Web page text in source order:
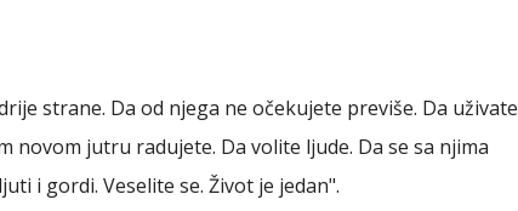
strane. Da od njega ne očekujete previše. Da uživate
novom jutru radujete. Da volite ljude. Da se sa njima
i gordi. Veselite se. Život je jedan".